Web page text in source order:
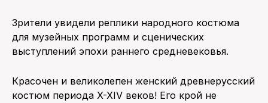
Зрители увидели реплики народного костюма
для музейных программ и сценических
выступлений эпохи раннего средневековья.
Красочен и великолепен женский древнерусский
костюм периода X-XIV веков! Его крой не